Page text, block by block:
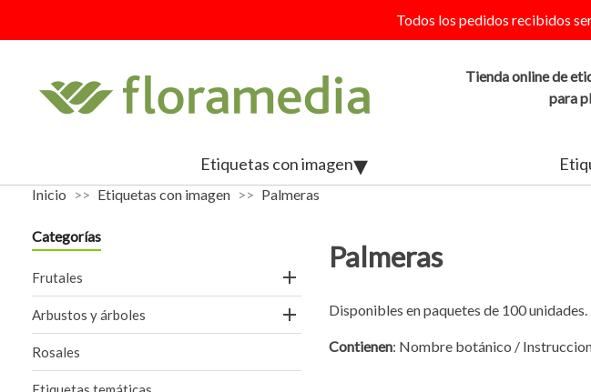
Todos los pedidos recibidos
Tienda online de
para
Etiquetas con imagen
Inicio Etiquetas con imagen Palmeras
Categorías
Frutales 
Arbustos y árboles 
Rosales
Palmeras
Disponibles en paquetes de 100 unidades.
Contienen: Nombre botánico /